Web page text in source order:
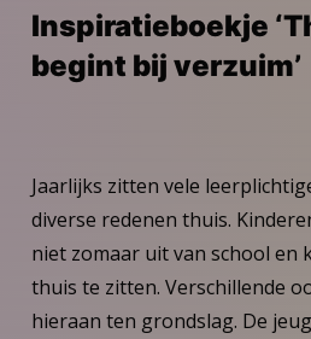
Inspiratieboekje
begint bij verzuim’
Jaarlijks zitten vele
diverse redenen thuis.
niet zomaar uit van school en
thuis te zitten. Verschillende
hieraan ten grondslag. De